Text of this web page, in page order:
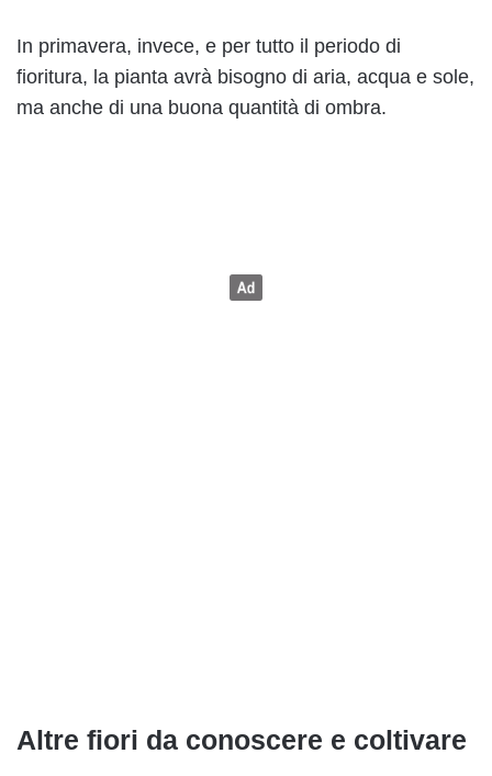
In primavera, invece, e per tutto il periodo di
fioritura, la pianta avrà bisogno di aria, acqua e sole,
ma anche di una buona quantità di ombra.
Altre fiori da conoscere e coltivare